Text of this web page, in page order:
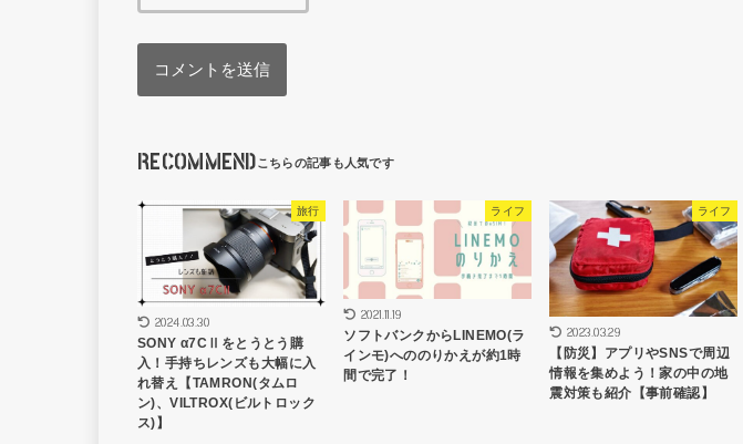
RECOMMEND
旅行
2024.03.30
SONY α7CⅡをとうとう購
入！手持ちレンズも大幅に入
れ替え【TAMRON(タムロ
ン)、VILTROX(ビルトロック
ス)】
ライフ
2021.11.19
ソフトバンクからLINEMO(ラ
インモ)へののりかえが約1時
間で完了！
ライフ
2023.03.29
【防災】アプリやSNSで周辺
情報を集めよう！家の中の地
震対策も紹介【事前確認】